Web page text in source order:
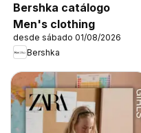
Bershka catálogo
Men's clothing
desde sábado 01/08/2026
Bershka